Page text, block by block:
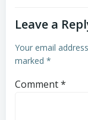
Leave a
Your email
marked *
Comment*